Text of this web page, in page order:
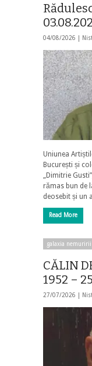
04/08/2026 |
Uniunea
București și
„Dimitrie
rămas bun de
deosebit și un
Read More
galaxia nemuririi
CĂLIN
1952 –
27/07/2026 |